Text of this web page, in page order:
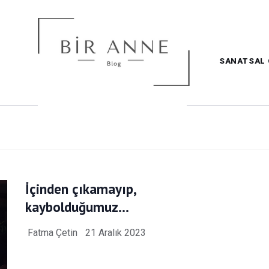
SANATSAL
İçinden çıkamayıp,
kaybolduğumuz…
Fatma Çetin 21 Aralık 2023